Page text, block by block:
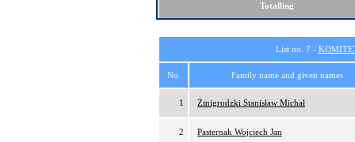
Totalling
List no. 7 -
No. Family name and given names
1 Żmigrodzki Stanisław Michał
2 Pasternak Wojciech Jan